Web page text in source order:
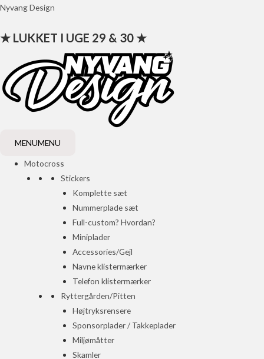
Gå
indholdet
Nyvang Design
★ LUKKET I UGE 29 & 30 ★
MENUMENU
Motocross
Stickers
Komplette sæt
Nummerplade sæt
Full-custom? Hvordan?
Miniplader
Accessories/Gejl
Navne klistermærker
Telefon klistermærker
Ryttergården/Pitten
Højtryksrensere
Sponsorplader / Takkeplader
Miljømåtter
Skamler